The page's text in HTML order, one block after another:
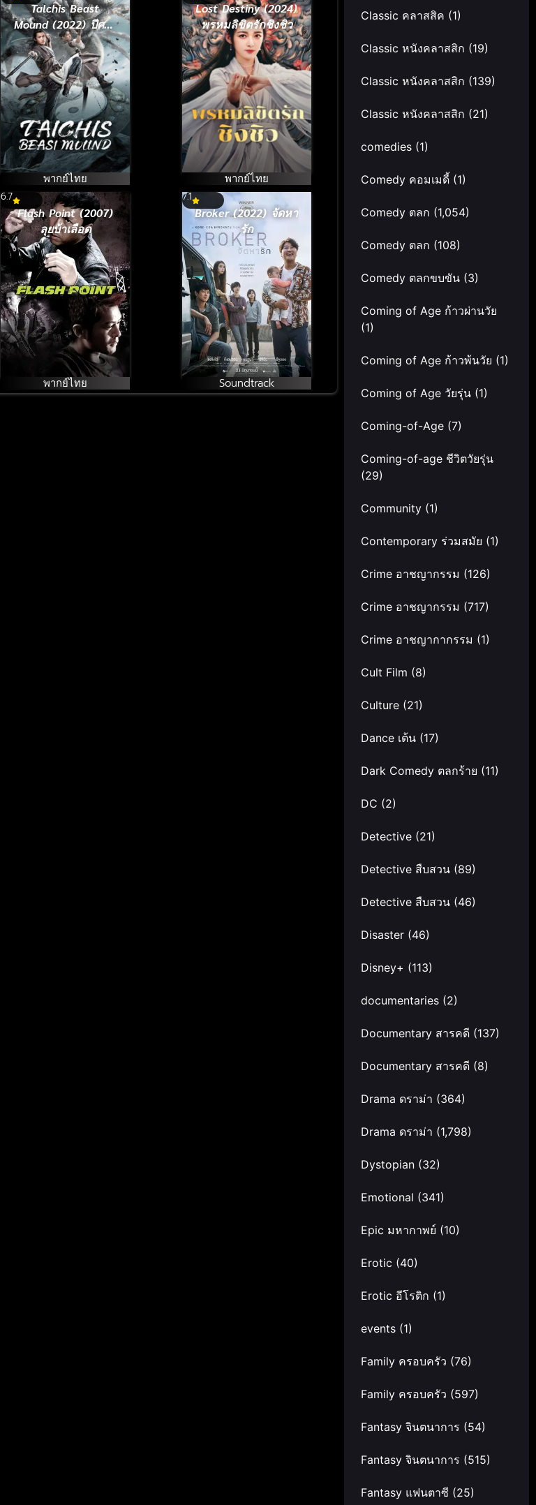
Talchis Beast
Mound (2022) ปีศาจ
แห่งไท่จี๋
พากย์ไทย
Lost Destiny (2024)
พรหมลิขิตรักชิงชิว
พากย์ไทย
6.7
Flash Point (2007)
ลุยบ้าเลือด
พากย์ไทย
7.1
Broker (2022) จัดหา
รัก
Soundtrack
Classic คลาสสิค (1)
Classic หนังคลาสสิก (19)
Classic หนังคลาสสิก (139)
Classic หนังคลาสสิก (21)
comedies (1)
Comedy คอมเมดี้ (1)
Comedy ตลก (1,054)
Comedy ตลก (108)
Comedy ตลกขบขัน (3)
Coming of Age ก้าวผ่านวัย
(1)
Coming of Age ก้าวพ้นวัย (1)
Coming of Age วัยรุ่น (1)
Coming-of-Age (7)
Coming-of-age ชีวิตวัยรุ่น
(29)
Community (1)
Contemporary ร่วมสมัย (1)
Crime อาชญากรรม (126)
Crime อาชญากรรม (717)
Crime อาชญากากรรม (1)
Cult Film (8)
Culture (21)
Dance เต้น (17)
Dark Comedy ตลกร้าย (11)
DC (2)
Detective (21)
Detective สืบสวน (89)
Detective สืบสวน (46)
Disaster (46)
Disney+ (113)
documentaries (2)
Documentary สารคดี (137)
Documentary สารคดี (8)
Drama ดราม่า (364)
Drama ดราม่า (1,798)
Dystopian (32)
Emotional (341)
Epic มหากาพย์ (10)
Erotic (40)
Erotic อีโรติก (1)
events (1)
Family ครอบครัว (76)
Family ครอบครัว (597)
Fantasy จินตนาการ (54)
Fantasy จินตนาการ (515)
Fantasy แฟนตาซี (25)